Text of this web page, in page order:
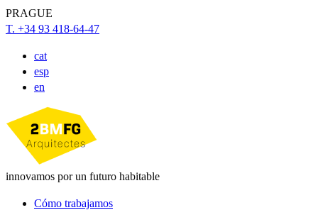
PRAGUE
T. +34 93 418-64-47
cat
esp
en
innovamos por un futuro habitable
Cómo trabajamos